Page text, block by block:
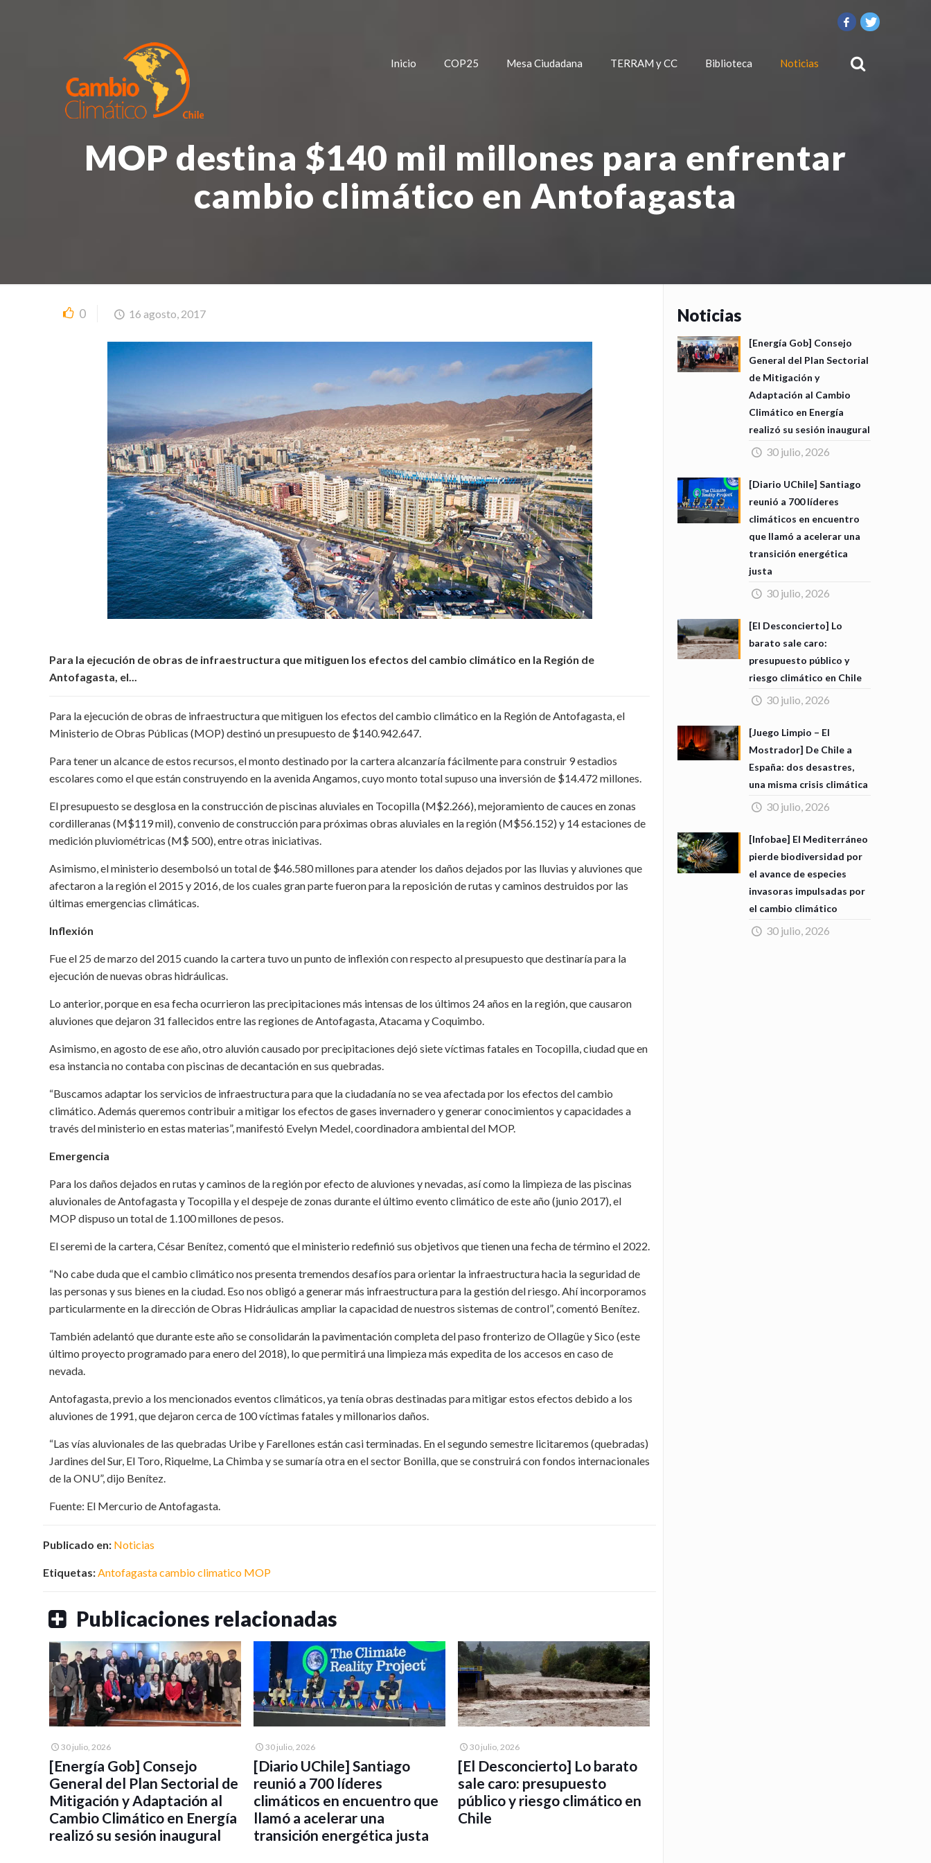
Inicio COP25 Mesa Ciudadana TERRAM y CC Biblioteca Noticias
MOP destina $140 mil millones para enfrentar
cambio climático en Antofagasta
0 16 agosto, 2017
Para la ejecución de obras de infraestructura que mitiguen los efectos del cambio climático en la Región de
Antofagasta, el...
Para la ejecución de obras de infraestructura que mitiguen los efectos del cambio climático en la Región de Antofagasta, el
Ministerio de Obras Públicas (MOP) destinó un presupuesto de $140.942.647.
Para tener un alcance de estos recursos, el monto destinado por la cartera alcanzaría fácilmente para construir 9 estadios
escolares como el que están construyendo en la avenida Angamos, cuyo monto total supuso una inversión de $14.472 millones.
El presupuesto se desglosa en la construcción de piscinas aluviales en Tocopilla (M$2.266), mejoramiento de cauces en zonas
cordilleranas (M$119 mil), convenio de construcción para próximas obras aluviales en la región (M$56.152) y 14 estaciones de
medición pluviométricas (M$ 500), entre otras iniciativas.
Asimismo, el ministerio desembolsó un total de $46.580 millones para atender los daños dejados por las lluvias y aluviones que
afectaron a la región el 2015 y 2016, de los cuales gran parte fueron para la reposición de rutas y caminos destruidos por las
últimas emergencias climáticas.
Inflexión
Fue el 25 de marzo del 2015 cuando la cartera tuvo un punto de inflexión con respecto al presupuesto que destinaría para la
ejecución de nuevas obras hidráulicas.
Lo anterior, porque en esa fecha ocurrieron las precipitaciones más intensas de los últimos 24 años en la región, que causaron
aluviones que dejaron 31 fallecidos entre las regiones de Antofagasta, Atacama y Coquimbo.
Asimismo, en agosto de ese año, otro aluvión causado por precipitaciones dejó siete víctimas fatales en Tocopilla, ciudad que en
esa instancia no contaba con piscinas de decantación en sus quebradas.
“Buscamos adaptar los servicios de infraestructura para que la ciudadanía no se vea afectada por los efectos del cambio
climático. Además queremos contribuir a mitigar los efectos de gases invernadero y generar conocimientos y capacidades a
través del ministerio en estas materias”, manifestó Evelyn Medel, coordinadora ambiental del MOP.
Emergencia
Para los daños dejados en rutas y caminos de la región por efecto de aluviones y nevadas, así como la limpieza de las piscinas
aluvionales de Antofagasta y Tocopilla y el despeje de zonas durante el último evento climático de este año (junio 2017), el
MOP dispuso un total de 1.100 millones de pesos.
El seremi de la cartera, César Benítez, comentó que el ministerio redefinió sus objetivos que tienen una fecha de término el 2022.
“No cabe duda que el cambio climático nos presenta tremendos desafíos para orientar la infraestructura hacia la seguridad de
las personas y sus bienes en la ciudad. Eso nos obligó a generar más infraestructura para la gestión del riesgo. Ahí incorporamos
particularmente en la dirección de Obras Hidráulicas ampliar la capacidad de nuestros sistemas de control”, comentó Benítez.
También adelantó que durante este año se consolidarán la pavimentación completa del paso fronterizo de Ollagüe y Sico (este
último proyecto programado para enero del 2018), lo que permitirá una limpieza más expedita de los accesos en caso de
nevada.
Antofagasta, previo a los mencionados eventos climáticos, ya tenía obras destinadas para mitigar estos efectos debido a los
aluviones de 1991, que dejaron cerca de 100 víctimas fatales y millonarios daños.
“Las vías aluvionales de las quebradas Uribe y Farellones están casi terminadas. En el segundo semestre licitaremos (quebradas)
Jardines del Sur, El Toro, Riquelme, La Chimba y se sumaría otra en el sector Bonilla, que se construirá con fondos internacionales
de la ONU”, dijo Benítez.
Fuente: El Mercurio de Antofagasta.
Publicado en: Noticias
Etiquetas:Antofagastacambio climatico MOP
Publicaciones relacionadas
30 julio, 2026
[Energía Gob] Consejo
General del Plan Sectorial de
Mitigación y Adaptación al
Cambio Climático en Energía
realizó su sesión inaugural
30 julio, 2026
[Diario UChile] Santiago
reunió a 700 líderes
climáticos en encuentro que
llamó a acelerar una
transición energética justa
30 julio, 2026
[El Desconcierto] Lo barato
sale caro: presupuesto
público y riesgo climático en
Chile
Noticias
[Energía Gob] Consejo
General del Plan Sectorial
de Mitigación y
Adaptación al Cambio
Climático en Energía
realizó su sesión inaugural
30 julio, 2026
[Diario UChile] Santiago
reunió a 700 líderes
climáticos en encuentro
que llamó a acelerar una
transición energética
justa
30 julio, 2026
[El Desconcierto] Lo
barato sale caro:
presupuesto público y
riesgo climático en Chile
30 julio, 2026
[Juego Limpio – El
Mostrador] De Chile a
España: dos desastres,
una misma crisis climática
30 julio, 2026
[Infobae] El Mediterráneo
pierde biodiversidad por
el avance de especies
invasoras impulsadas por
el cambio climático
30 julio, 2026